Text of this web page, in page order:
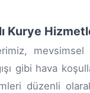
Kurye
gibi hava
düzenli